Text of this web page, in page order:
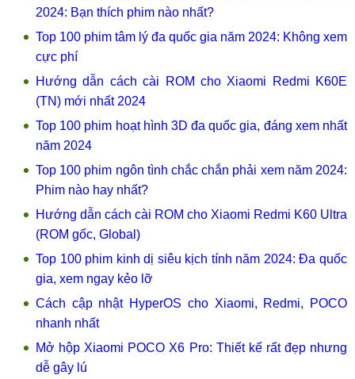
2024: Bạn thích phim nào nhất?
Top 100 phim tâm lý đa quốc gia năm 2024: Không xem
cực phí
Hướng dẫn cách cài ROM cho Xiaomi Redmi K60E
(TN) mới nhất 2024
Top 100 phim hoạt hình 3D đa quốc gia, đáng xem nhất
năm 2024
Top 100 phim ngôn tình chắc chắn phải xem năm 2024:
Phim nào hay nhất?
Hướng dẫn cách cài ROM cho Xiaomi Redmi K60 Ultra
(ROM gốc, Global)
Top 100 phim kinh dị siêu kịch tính năm 2024: Đa quốc
gia, xem ngay kẻo lỡ
Cách cập nhật HyperOS cho Xiaomi, Redmi, POCO
nhanh nhất
Mở hộp Xiaomi POCO X6 Pro: Thiết kế rất đẹp nhưng
dễ gây lú